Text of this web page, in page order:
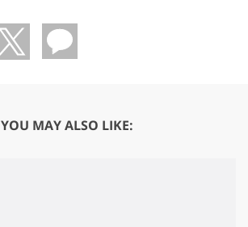
YOU MAY ALSO LIKE: